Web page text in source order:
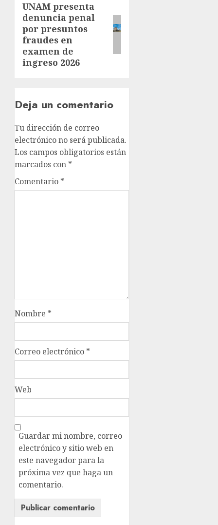
UNAM presenta
denuncia penal
por presuntos
fraudes en
examen de
ingreso 2026
Deja un comentario
Tu dirección de correo
electrónico no será publicada.
Los campos obligatorios están
marcados con *
Comentario *
Nombre *
Correo electrónico *
Web
Guardar mi nombre, correo
electrónico y sitio web en
este navegador para la
próxima vez que haga un
comentario.